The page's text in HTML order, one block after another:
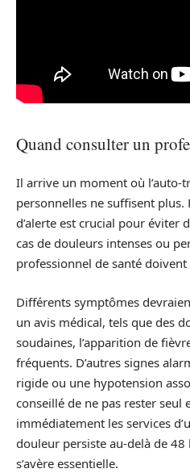
Quand consulter un
Il arrive un moment où l’auto-
personnelles ne suffisent plus.
d’alerte est crucial pour éviter
cas de douleurs intenses ou
professionnel de santé
Différents symptômes
un avis médical, tels que des
soudaines, l’apparition de
fréquents. D’autres signes
rigide ou une hypotension
conseillé de ne pas rester seul
immédiatement les services
douleur persiste au-delà de
s’avère essentielle.